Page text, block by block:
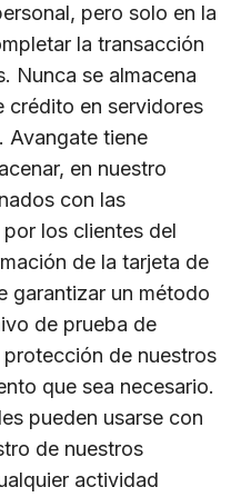
pero solo en la
la transacción
Nunca se almacena
crédito en servidores
Avangate tiene
en nuestro
con las
los clientes del
de la tarjeta de
garantizar un método
de prueba de
de nuestros
que sea necesario.
pueden usarse con
de nuestros
actividad